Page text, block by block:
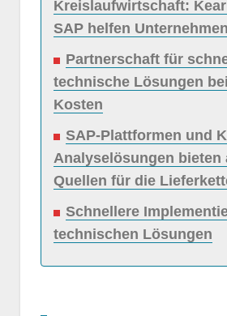
Kreislaufwirtschaft:
SAP helfen Unternehmen
Partnerschaft für
technische Lösungen
Kosten
SAP-Plattformen und
Analyselösungen bieten
Quellen für die
Schnellere
technischen Lösungen